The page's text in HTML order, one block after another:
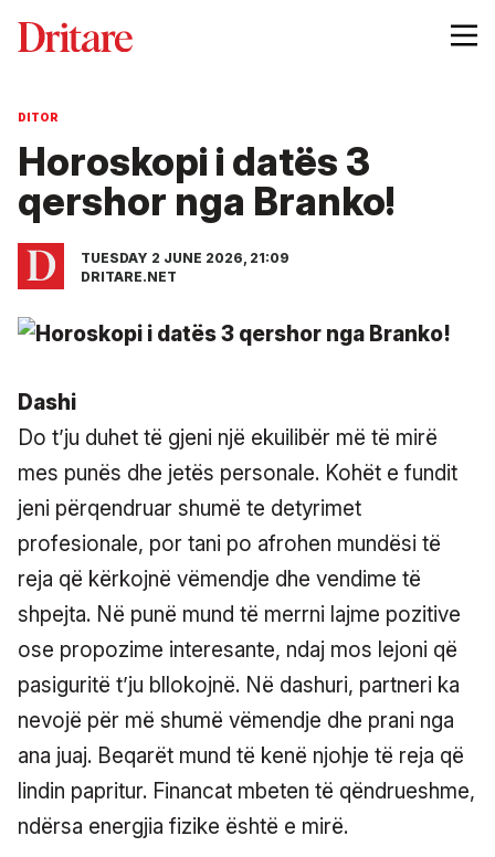
DITOR
Horoskopi i datës 3
qershor nga Branko!
TUESDAY 2 JUNE 2026, 21:09
DRITARE.NET
Dashi
Do t’ju duhet të gjeni një ekuilibër më të mirë
mes punës dhe jetës personale. Kohët e fundit
jeni përqendruar shumë te detyrimet
profesionale, por tani po afrohen mundësi të
reja që kërkojnë vëmendje dhe vendime të
shpejta. Në punë mund të merrni lajme pozitive
ose propozime interesante, ndaj mos lejoni që
pasiguritë t’ju bllokojnë. Në dashuri, partneri ka
nevojë për më shumë vëmendje dhe prani nga
ana juaj. Beqarët mund të kenë njohje të reja që
lindin papritur. Financat mbeten të qëndrueshme,
ndërsa energjia fizike është e mirë.